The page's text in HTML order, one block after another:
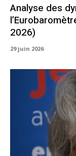
Analyse des
2026)
29 juin 2026